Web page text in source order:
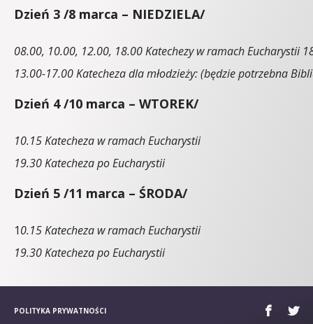
Dzień 3 /8 marca – NIEDZIELA/
08.00, 10.00, 12.00, 18.00 Katechezy w ramach Eucharystii
13.00-17.00 Katecheza dla młodzieży: (będzie potrzebna
Dzień 4 /10 marca – WTOREK/
10.15 Katecheza w ramach Eucharystii
19.30 Katecheza po Eucharystii
Dzień 5 /11 marca – ŚRODA/
10.15 Katecheza w ramach Eucharystii
19.30 Katecheza po Eucharystii
POLITYKA PRYWATNOŚCI